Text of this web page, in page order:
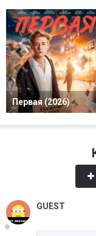
Первая (2026)
GUEST